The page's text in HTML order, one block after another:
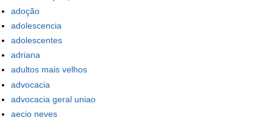
adoção
adolescencia
adolescentes
adriana
adultos mais velhos
advocacia
advocacia geral uniao
aecio neves